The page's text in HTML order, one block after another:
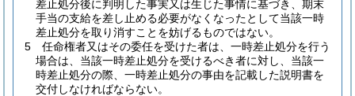
差止処分後に判明した事実又は生じた事情に基づき、期末
手当の支給を差し止める必要がなくなったとして当該一時
差止処分を取り消すことを妨げるものではない。
5
任命権者又はその委任を受けた者は、一時差止処分を行う
場合は、当該一時差止処分を受けるべき者に対し、当該一
時差止処分の際、一時差止処分の事由を記載した説明書を
交付しなければならない。